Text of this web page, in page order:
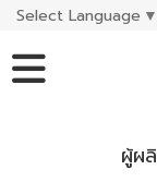
Select Language ▼
ผู้ผ